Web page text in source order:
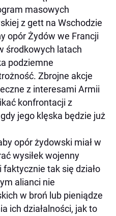
masowych
z gett na Wschodzie
opór Żydów we Francji
środkowych latach
podziemne
Zbrojne akcje
z interesami Armii
konfrontacji z
jego klęska będzie już
opór żydowski miał w
wysiłek wojenny
tak się działo
alianci nie
w broń lub pieniądze
ich działalności, jak to